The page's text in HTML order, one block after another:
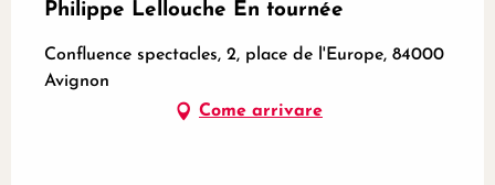
Philippe Lellouche En tournée
Confluence spectacles, 2, place de l'Europe, 84000
Avignon
Come arrivare